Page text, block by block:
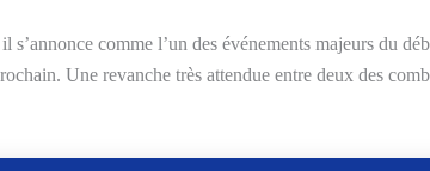
s’annonce comme l’un des événements majeurs du
Une revanche très attendue entre deux des